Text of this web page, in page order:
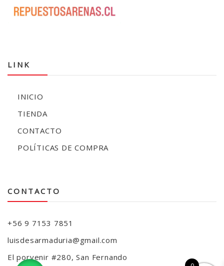
LINK
INICIO
TIENDA
CONTACTO
POLÍTICAS DE COMPRA
CONTACTO
+56 9 7153 7851
luisdesarmaduria@gmail.com
El porvenir #280, San Fernando